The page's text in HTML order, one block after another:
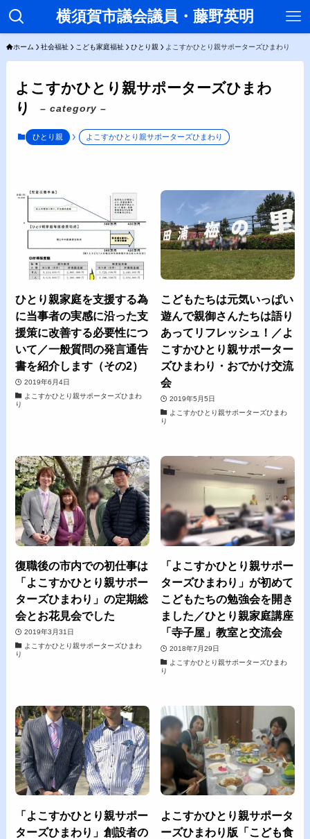
横須賀市議会議員・藤野英明
ホーム 社会福祉 こども家庭福祉 ひとり親 よこすかひとり親サポーターズひまわり
よこすかひとり親サポーターズひまわ
り
– category –
ひとり親 よこすかひとり親サポーターズひまわり
ひとり親家庭を支援する為
に当事者の実感に沿った支
援策に改善する必要性につ
いて／一般質問の発言通告
書を紹介します（その2）
2019年6月4日
よこすかひとり親サポーターズひまわ
り
こどもたちは元気いっぱい
遊んで親御さんたちは語り
あってリフレッシュ！／よ
こすかひとり親サポーター
ズひまわり・おでかけ交流
会
2019年5月5日
よこすかひとり親サポーターズひまわ
り
復職後の市内での初仕事は
「よこすかひとり親サポー
ターズひまわり」の定期総
会とお花見会でした
2019年3月31日
よこすかひとり親サポーターズひまわ
り
「よこすかひとり親サポー
ターズひまわり」が初めて
こどもたちの勉強会を開き
ました／ひとり親家庭講座
「寺子屋」教室と交流会
2018年7月29日
よこすかひとり親サポーターズひまわ
り
「よこすかひとり親サポー
ターズひまわり」創設者の
よこすかひとり親サポータ
ーズひまわり版「こども食